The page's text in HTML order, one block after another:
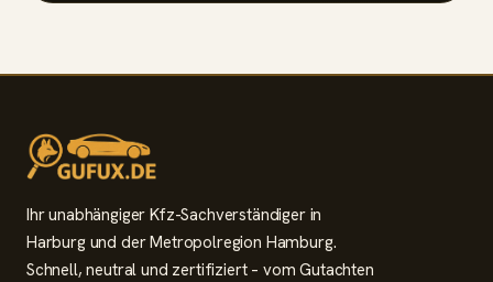
Ihr unabhängiger Kfz-Sachverständiger in
Harburg und der Metropolregion Hamburg.
Schnell, neutral und zertifiziert – vom Gutachten